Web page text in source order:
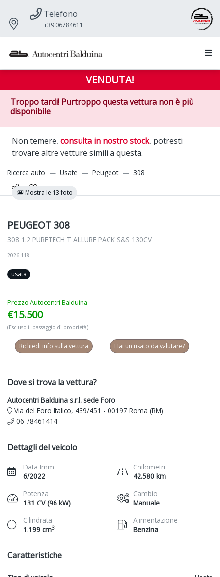
Telefono
+39 06784611
VENDUTA!
Troppo tardi! Purtroppo questa vettura non è più
disponibile
Non temere, consulta in nostro stock, potresti
trovare altre vetture simili a questa.
Ricerca auto Usate Peugeot 308
Mostra le 13 foto
PEUGEOT 308
308 1.2 PURETECH T ALLURE PACK S&S 130CV
2026-118
usata
Prezzo Autocentri Balduina
€15.500
(Escluso il passaggio di proprietà)
Richiedi info sulla vettura Hai un usato da valutare?
Dove si trova la vettura?
Autocentri Balduina s.r.l. sede Foro
Via del Foro Italico, 439/451 - 00197 Roma (RM)
06 78461414
Dettagli del veicolo
Data Imm.
6/2022
Chilometri
42.580 km
Potenza
131 CV (96 kW)
Cambio
Manuale
Cilindrata
1.199 cm3
Alimentazione
Benzina
Caratteristiche